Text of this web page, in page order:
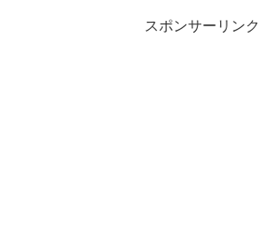
スポンサーリンク